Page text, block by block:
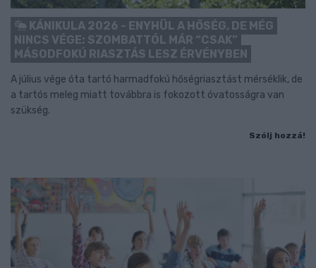
KÁNIKULA 2026 - ENYHÜL A HŐSÉG, DE MÉG
NINCS VÉGE: SZOMBATTÓL MÁR “CSAK”
MÁSODFOKÚ RIASZTÁS LESZ ÉRVÉNYBEN
A július vége óta tartó harmadfokú hőségriasztást mérséklik, de
a tartós meleg miatt továbbra is fokozott óvatosságra van
szükség.
Szólj hozzá!